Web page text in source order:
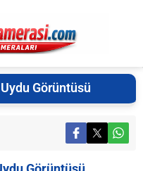
Görüntüsü